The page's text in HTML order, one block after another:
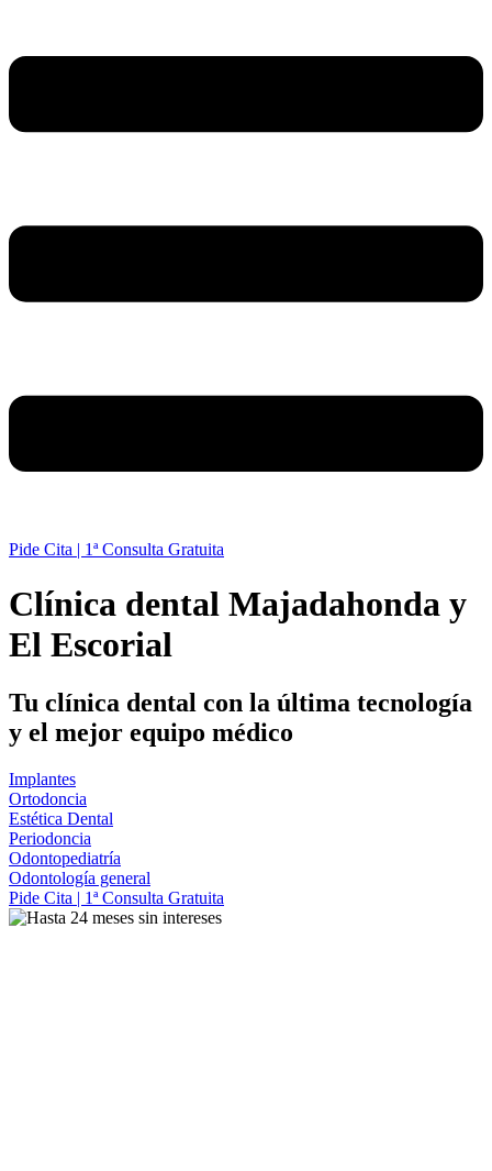
Pide Cita | 1ª Consulta Gratuita
Clínica dental Majadahonda y
El Escorial
Tu clínica dental con la última tecnología
y el mejor equipo médico
Implantes
Ortodoncia
Estética Dental
Periodoncia
Odontopediatría
Odontología general
Pide Cita | 1ª Consulta Gratuita